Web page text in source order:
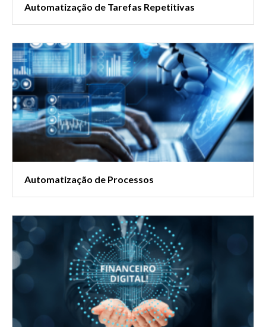
Automatização de Tarefas Repetitivas
Automatização de Processos